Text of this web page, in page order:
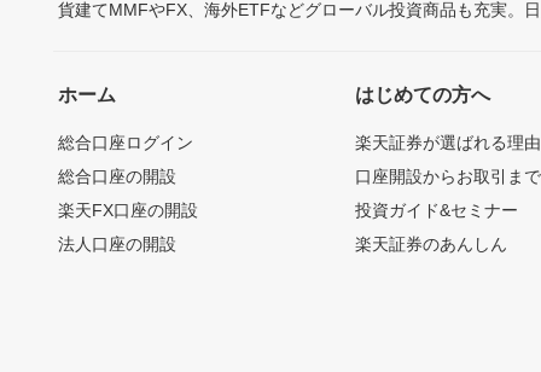
貨建てMMFやFX、海外ETFなどグローバル投資商品も充実。
ホーム
総合口座ログイン
総合口座の開設
楽天FX口座の開設
法人口座の開設
はじめての方へ
楽天証券が選ばれる理由
口座開設からお取引ま
投資ガイド&セミナー
楽天証券のあんしん